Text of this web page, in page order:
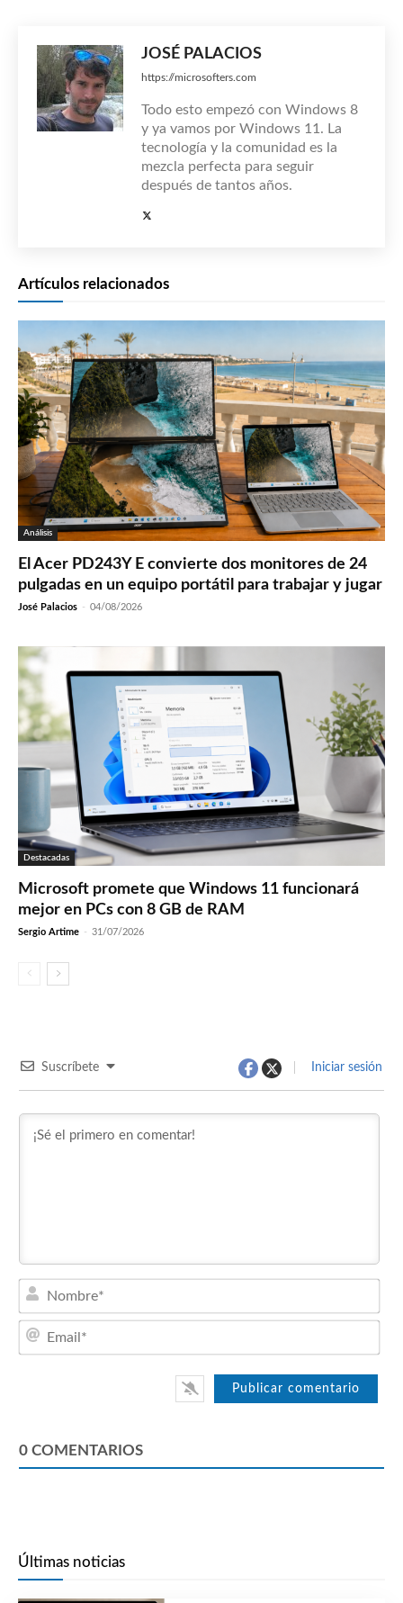
JOSÉ PALACIOS
https://microsofters.com
Todo esto empezó con Windows 8
y ya vamos por Windows 11. La
tecnología y la comunidad es la
mezcla perfecta para seguir
después de tantos años.
Artículos relacionados
Análisis
El Acer PD243Y E convierte dos monitores de 24
pulgadas en un equipo portátil para trabajar y jugar
José Palacios - 04/08/2026
Destacadas
Microsoft promete que Windows 11 funcionará
mejor en PCs con 8 GB de RAM
Sergio Artime - 31/07/2026
Suscríbete Iniciar sesión
0 COMENTARIOS
Últimas noticias